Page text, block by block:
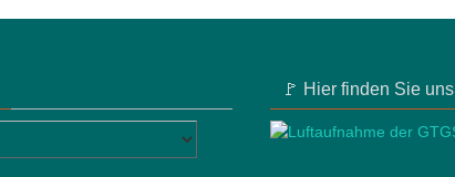
🚩 Hier finden Sie uns